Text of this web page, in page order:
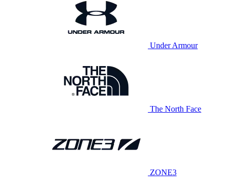
Under Armour
The North Face
ZONE3